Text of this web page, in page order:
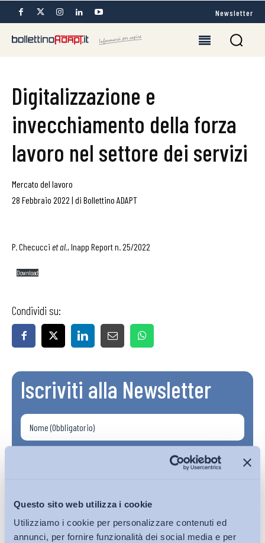
Questo sito web utilizza i cookie
Utilizziamo i cookie per personalizzare contenuti ed
annunci, per fornire funzionalità dei social media e per
Newsletter
Digitalizzazione e
invecchiamento della forza
lavoro nel settore dei servizi
Mercato del lavoro
28 Febbraio 2022 | di Bollettino ADAPT
P. Checucci et al., Inapp Report n. 25/2022
Download
Condividi su:
Iscriviti alla Newsletter